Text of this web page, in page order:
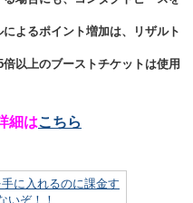
よるポイント増加は、リザルト
以上のブーストチケットは使用
細はこちら
に入れるのに課金す
いぞ！！